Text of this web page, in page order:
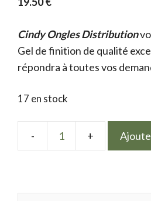
Cindy Ongles Distribution
Gel de finition de qualité
répondra à toutes vos
17 en stock
quantité
LPN